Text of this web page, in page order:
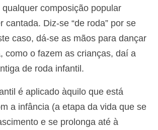
composição popular
cantada. Diz-se “de roda” por se
caso, dá-se as mãos para dançar
como o fazem as crianças, daí a
de roda infantil.
é aplicado àquilo que está
a infância (a etapa da vida que se
e se prolonga até à